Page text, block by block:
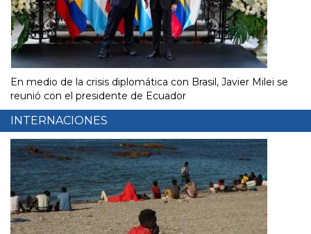
En medio de la crisis diplomática con Brasil, Javier Milei se
reunió con el presidente de Ecuador
INTERNACIONES